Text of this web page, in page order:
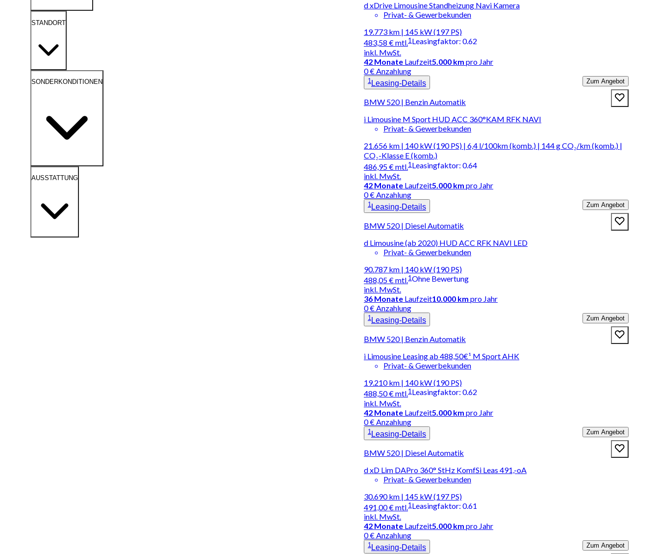
STANDORT
SONDERKONDITIONEN
AUSSTATTUNG
d xDrive Limousine Standheizung Navi Kamera
Privat- & Gewerbekunden
19.773 km | 145 kW (197 PS)
483,58 €mtl.1
inkl. MwSt.
Leasingfaktor: 0.62
42 Monate Laufzeit5.000 km pro Jahr
0 € Anzahlung
1 Leasing-Details Zum Angebot
BMW 520 | Benzin Automatik
i Limousine M Sport HUD ACC 360°KAM RFK NAVI
Privat- & Gewerbekunden
21.656 km | 140 kW (190 PS) | 6,4 l/100km (komb.) | 144 g CO₂/km (komb.) |
CO₂-Klasse E (komb.)
486,95 €mtl.1
inkl. MwSt.
Leasingfaktor: 0.64
42 Monate Laufzeit5.000 km pro Jahr
0 € Anzahlung
1 Leasing-Details Zum Angebot
BMW 520 | Diesel Automatik
d Limousine (ab 2020) HUD ACC RFK NAVI LED
Privat- & Gewerbekunden
90.787 km | 140 kW (190 PS)
488,05 €mtl.1
inkl. MwSt.
Ohne Bewertung
36 Monate Laufzeit10.000 km pro Jahr
0 € Anzahlung
1Leasing-Details Zum Angebot
BMW 520 | Benzin Automatik
i Limousine Leasing ab 488,50€¹ M Sport AHK
Privat- & Gewerbekunden
19.210 km | 140 kW (190 PS)
488,50 €mtl.1
inkl. MwSt.
Leasingfaktor: 0.62
42 Monate Laufzeit5.000 km pro Jahr
0 € Anzahlung
1 Leasing-Details Zum Angebot
BMW 520 | Diesel Automatik
d xD Lim DAPro 360° StHz KomfSi Leas 491,-oA
Privat- & Gewerbekunden
30.690 km | 145 kW (197 PS)
491,00 €mtl.1
inkl. MwSt.
Leasingfaktor: 0.61
42 Monate Laufzeit5.000 km pro Jahr
0 € Anzahlung
1 Leasing-Details Zum Angebot